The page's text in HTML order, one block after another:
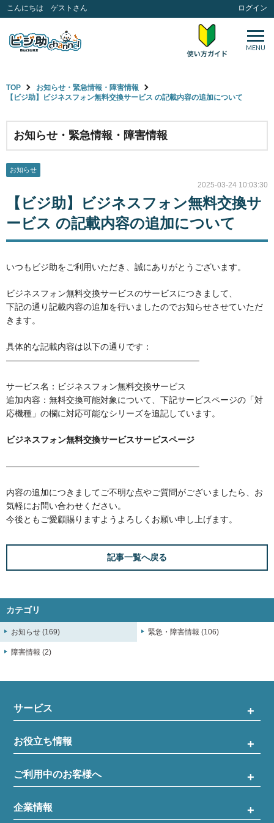
こんにちは ゲストさん ログイン
MENU
TOP
お知らせ・緊急情報・障害情報
【ビジ助】ビジネスフォン無料交換サービス の記載内容の追加について
お知らせ・緊急情報・障害情報
お知らせ
2025-03-24 10:03:30
【ビジ助】ビジネスフォン無料交換サ
ービス の記載内容の追加について
いつもビジ助をご利用いただき、誠にありがとうございます。
ビジネスフォン無料交換サービスのサービスにつきまして、
下記の通り記載内容の追加を行いましたのでお知らせさせていただ
きます。
具体的な記載内容は以下の通りです：
——————————————————————–
サービス名：ビジネスフォン無料交換サービス
追加内容：無料交換可能対象について、下記サービスページの「対
応機種」の欄に対応可能なシリーズを追記しています。
ビジネスフォン無料交換サービスサービスページ
——————————————————————–
内容の追加につきましてご不明な点やご質問がございましたら、お
気軽にお問い合わせください。
今後ともご愛顧賜りますようよろしくお願い申し上げます。
記事一覧へ戻る
カテゴリ
お知らせ (169) 緊急・障害情報 (106)
障害情報 (2)
サービス
お役立ち情報
ご利用中のお客様へ
企業情報